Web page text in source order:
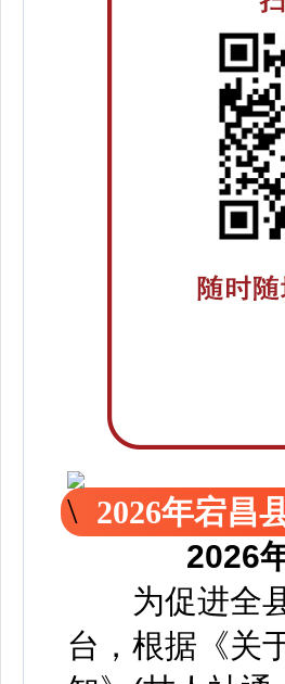
2026年宕昌
2026
为促进全县
台，根据《关